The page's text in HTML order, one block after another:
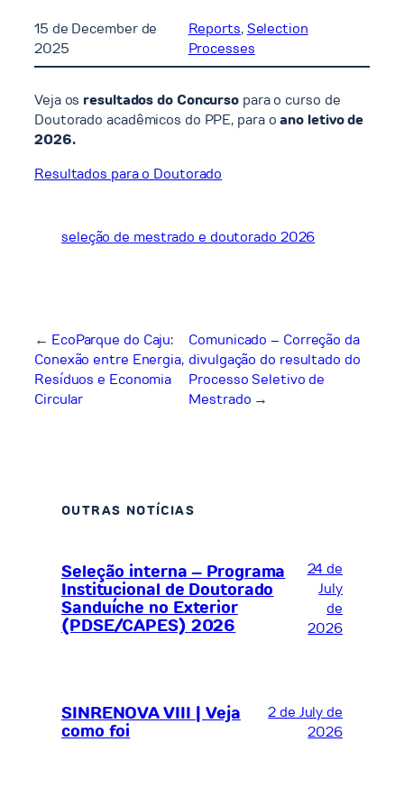
15 de December de
2025
Reports, Selection
Processes
Veja os resultados do Concurso para o curso de
Doutorado acadêmicos do PPE, para oano letivo de
2026.
Resultados para o Doutorado
seleção de mestrado e doutorado 2026
← EcoParque do Caju:
Conexão entre Energia,
Resíduos e Economia
Circular
Comunicado – Correção da
divulgação do resultado do
Processo Seletivo de
Mestrado →
OUTRAS NOTÍCIAS
Seleção interna – Programa
Institucional de Doutorado
Sanduíche no Exterior
(PDSE/CAPES) 2026
24 de
July
de
2026
SINRENOVA VIII | Veja
como foi
2 de July de
2026